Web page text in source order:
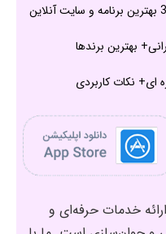
خدمات حرفه‌ای و